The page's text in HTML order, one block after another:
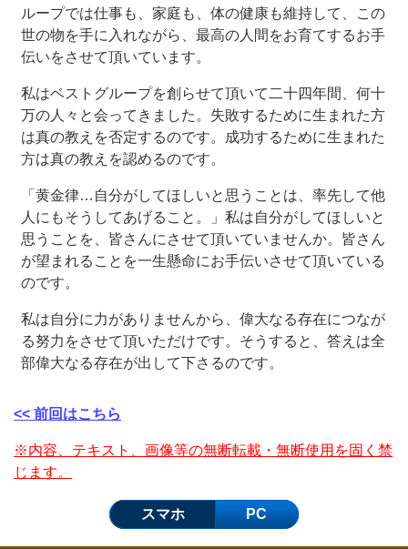
ループでは仕事も、家庭も、体の健康も維持して、この
世の物を手に入れながら、最高の人間をお育てするお手
伝いをさせて頂いています。
私はベストグループを創らせて頂いて二十四年間、何十
万の人々と会ってきました。失敗するために生まれた方
は真の教えを否定するのです。成功するために生まれた
方は真の教えを認めるのです。
「黄金律…自分がしてほしいと思うことは、率先して他
人にもそうしてあげること。」私は自分がしてほしいと
思うことを、皆さんにさせて頂いていませんか。皆さん
が望まれることを一生懸命にお手伝いさせて頂いている
のです。
私は自分に力がありませんから、偉大なる存在につなが
る努力をさせて頂いただけです。そうすると、答えは全
部偉大なる存在が出して下さるのです。
<< 前回はこちら
※内容、テキスト、画像等の無断転載・無断使用を固く禁
じます。
スマホ PC